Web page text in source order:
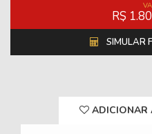
R$
SIMULAR
ADICIONAR